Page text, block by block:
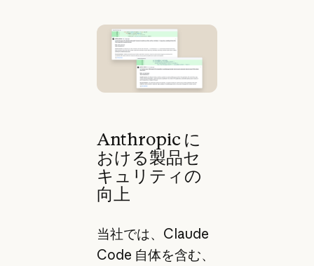
Anthropic に
おける製品セ
キュリティの
向上
当社では、Claude
Code 自体を含む、